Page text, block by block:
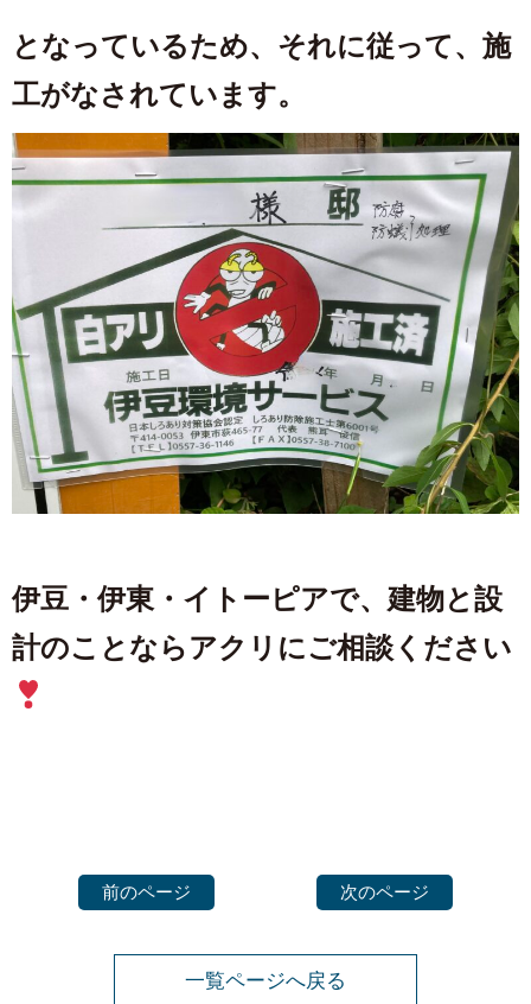
となっているため、それに従って、施
工がなされています。
伊豆・伊東・イトーピアで、建物と設
計のことならアクリにご相談ください
前のページ 次のページ
一覧ページへ戻る